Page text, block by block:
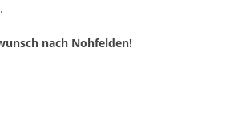
nach Nohfelden!